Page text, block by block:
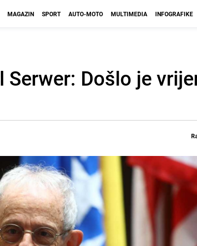
MAGAZIN SPORT AUTO-MOTO MULTIMEDIA INFOGRAFIKE
Došlo je